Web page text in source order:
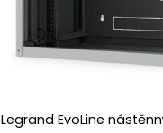
Legrand EvoLine